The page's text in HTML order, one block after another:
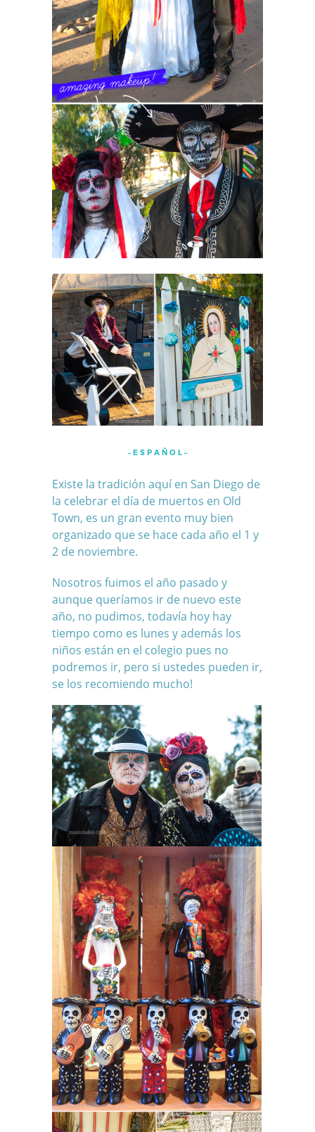
– E S P A Ñ O L –
Existe la tradición aquí en San Diego de
la celebrar el día de muertos en Old
Town, es un gran evento muy bien
organizado que se hace cada año el 1 y
2 de noviembre.
Nosotros fuimos el año pasado y
aunque queríamos ir de nuevo este
año, no pudimos, todavía hoy hay
tiempo como es lunes y además los
niños están en el colegio pues no
podremos ir, pero si ustedes pueden ir,
se los recomiendo mucho!